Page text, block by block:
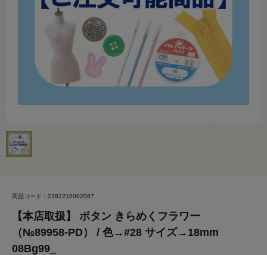
商品コード：2382210092067
【本店取扱】 ボタン きらめくフラワー
（№89958-PD） / 色→#28 サイズ→18mm
08Bg99_